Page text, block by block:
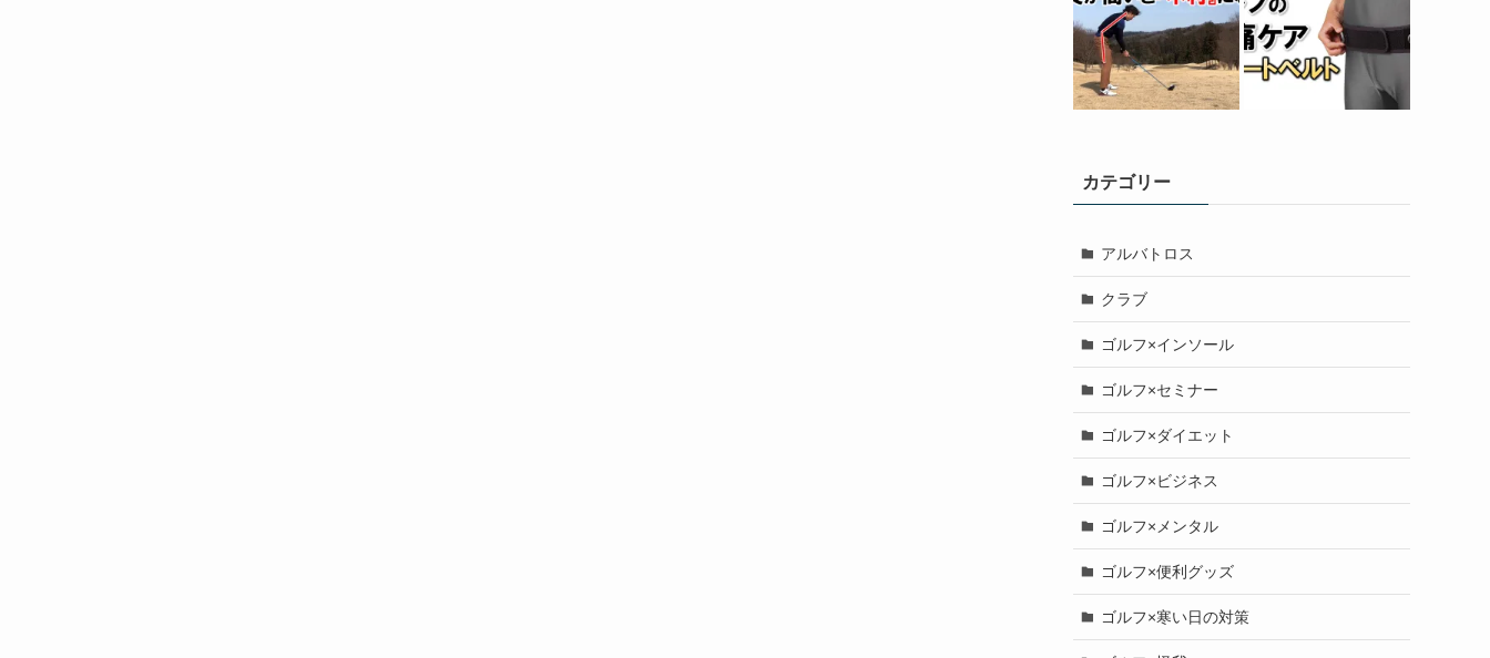
カテゴリー
アルバトロス
クラブ
ゴルフ×インソール
ゴルフ×セミナー
ゴルフ×ダイエット
ゴルフ×ビジネス
ゴルフ×メンタル
ゴルフ×便利グッズ
ゴルフ×寒い日の対策